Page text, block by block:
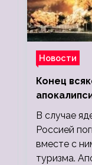
Новости
Конец
людей
В случае
Россией
вместе с
туризма.